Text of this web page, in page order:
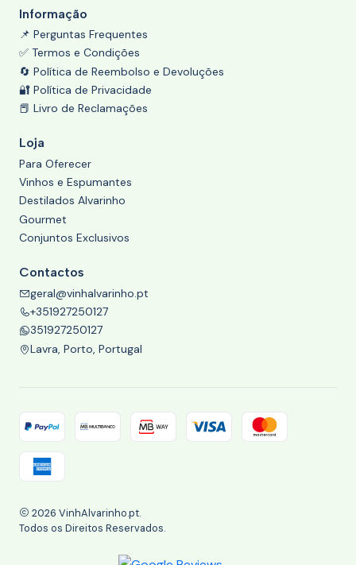
Informação
📌 Perguntas Frequentes
✅ Termos e Condições
🔄 Política de Reembolso e Devoluções
🔐 Política de Privacidade
📕 Livro de Reclamações
Loja
Para Oferecer
Vinhos e Espumantes
Destilados Alvarinho
Gourmet
Conjuntos Exclusivos
Contactos
geral@vinhalvarinho.pt
+351927250127
351927250127
Lavra, Porto, Portugal
2026 VinhAlvarinho.pt.
Todos os Direitos Reservados.